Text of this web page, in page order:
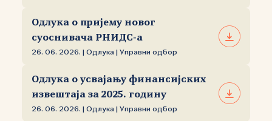
Одлука о пријему новог
суоснивача РНИДС‑а
26. 06. 2026. | Одлука | Управни одбор
Одлука о усвајању финансијских
извештаја за 2025. годину
26. 06. 2026. | Одлука | Управни одбор